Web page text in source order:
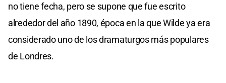
no tiene fecha, pero se supone que fue escrito
alrededor del año 1890, época en la que Wilde ya era
considerado uno de los dramaturgos más populares
de Londres.